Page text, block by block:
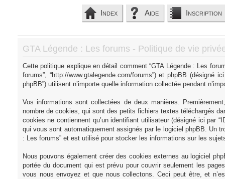
Index Aide Inscription
GTA Légende : Les forums - Politique de vie
Cette politique explique en détail comment “GTA Légende : Les
forums”, “http://www.gtalegende.com/forums”) et phpBB (désigné ici
phpBB”) utilisent n’importe quelle information collectée pendant
Vos informations sont collectées de deux manières.
nombre de cookies, qui sont des petits fichiers textes téléchargés
cookies ne contiennent qu’un identifiant utilisateur (désigné ici par
qui vous sont automatiquement assignés par le logiciel phpBB. Un
: Les forums” et est utilisé pour stocker les informations sur les
Nous pouvons également créer des cookies externes au logiciel
portée du document qui est prévu pour couvrir seulement les
vous nous envoyez et que nous collectons. Ceci peut être, et